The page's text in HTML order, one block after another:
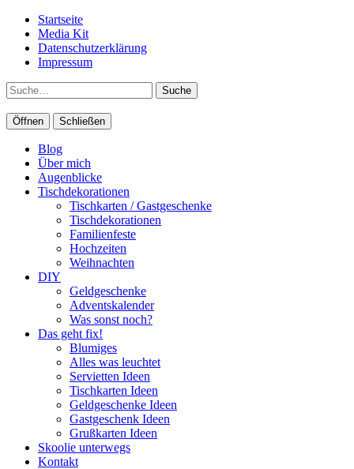
Startseite
Media Kit
Datenschutzerklärung
Impressum
Suche
Öffnen Schließen
Blog
Über mich
Augenblicke
Tischdekorationen
Tischkarten / Gastgeschenke
Tischdekorationen
Familienfeste
Hochzeiten
Weihnachten
DIY
Geldgeschenke
Adventskalender
Was sonst noch?
Das geht fix!
Blumiges
Alles was leuchtet
Servietten Ideen
Tischkarten Ideen
Geldgeschenke Ideen
Gastgeschenk Ideen
Grußkarten Ideen
Skoolie unterwegs
Kontakt